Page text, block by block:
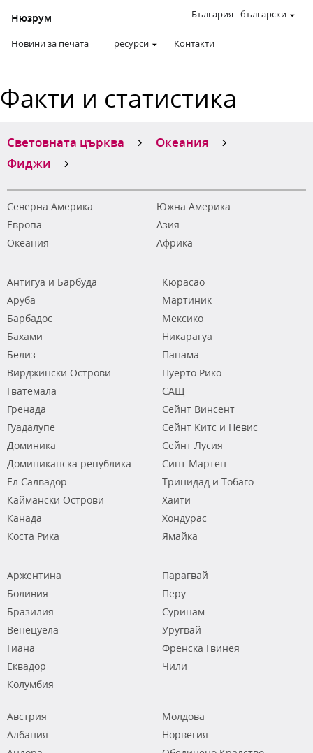
Нюзрум
Новини за печата ресурси Контакти
България -български
Факти и статистика
Световната църква
Океания
Фиджи
Северна Америка
Южна Америка
Европа
Азия
Океания
Африка
Антигуа и Барбуда
Аруба
Барбадос
Бахами
Белиз
Вирджински Острови
Гватемала
Гренада
Гуадалупе
Доминика
Доминиканска република
Ел Салвадор
Каймански Острови
Канада
Коста Рика
Кюрасао
Мартиник
Мексико
Никарагуа
Панама
Пуерто Рико
САЩ
Сейнт Винсент
Сейнт Китс и Невис
Сейнт Лусия
Синт Мартен
Тринидад и Тобаго
Хаити
Хондурас
Ямайка
Аржентина
Боливия
Бразилия
Венецуела
Гиана
Еквадор
Колумбия
Парагвай
Перу
Суринам
Уругвай
Френска Гвинея
Чили
Австрия
Албания
Молдова
Норвегия